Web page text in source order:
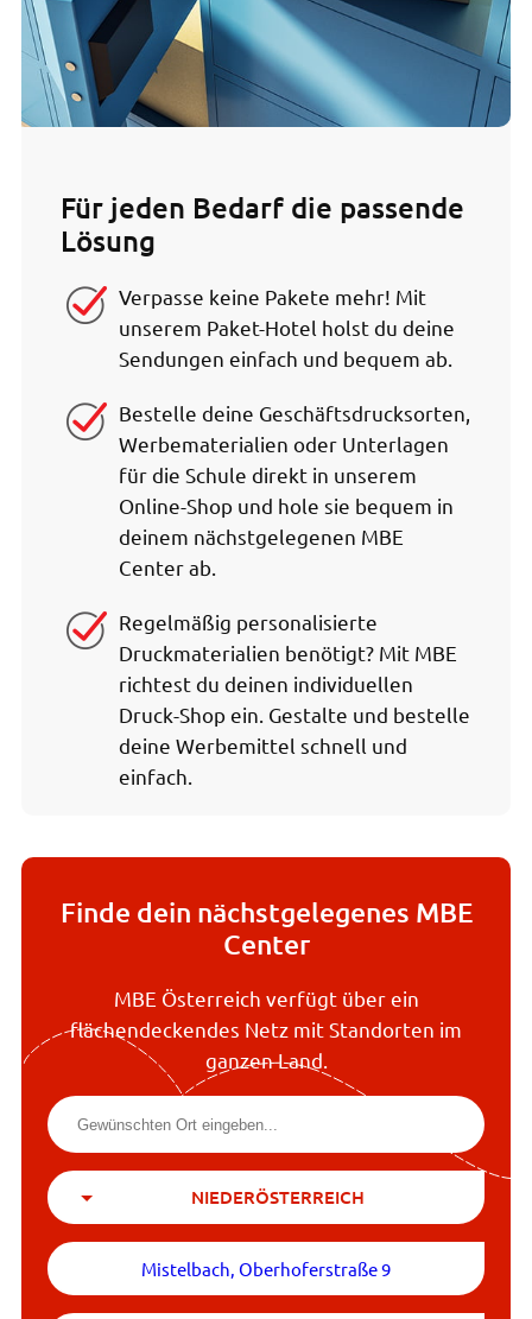
Für jeden Bedarf die passende
Lösung
Verpasse keine Pakete mehr! Mit
unserem Paket-Hotel holst du deine
Sendungen einfach und bequem ab.
Bestelle deine Geschäftsdrucksorten,
Werbematerialien oder Unterlagen
für die Schule direkt in unserem
Online-Shop und hole sie bequem in
deinem nächstgelegenen MBE
Center ab.
Regelmäßig personalisierte
Druckmaterialien benötigt? Mit MBE
richtest du deinen individuellen
Druck-Shop ein. Gestalte und bestelle
deine Werbemittel schnell und
einfach.
Finde dein nächstgelegenes MBE
Center
MBE Österreich verfügt über ein
flächendeckendes Netz mit Standorten im
ganzen Land.
NIEDERÖSTERREICH
Mistelbach, Oberhoferstraße 9